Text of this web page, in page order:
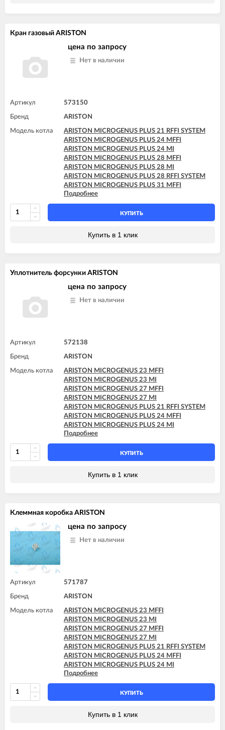
ARISTON TX 27 MFFI
Кран газовый ARISTON
цена по запросу
Нет в наличии
Артикул 573150
Бренд ARISTON
Модель котла
ARISTON MICROGENUS PLUS 21 RFFI SYSTEM
ARISTON MICROGENUS PLUS 24 MFFI
ARISTON MICROGENUS PLUS 24 MI
ARISTON MICROGENUS PLUS 28 MFFI
ARISTON MICROGENUS PLUS 28 MI
ARISTON MICROGENUS PLUS 28 RFFI SYSTEM
ARISTON MICROGENUS PLUS 31 MFFI
ARISTON MICROGENUS PLUS 31 RFFI SYSTEM
ARISTON MICROGENUS PLUS 31 RI SYSTEM
ARISTON MICROGENUS PLUS 31 RI SYSTEM
ARISTON TX 23 MFFI
ARISTON TX 27 MFFI
Подробнее
КУПИТЬ
Купить в 1 клик
Уплотнитель форсунки ARISTON
цена по запросу
Нет в наличии
Артикул 572138
Бренд ARISTON
Модель котла
ARISTON MICROGENUS 23 MFFI
ARISTON MICROGENUS 23 MI
ARISTON MICROGENUS 27 MFFI
ARISTON MICROGENUS 27 MI
ARISTON MICROGENUS PLUS 21 RFFI SYSTEM
ARISTON MICROGENUS PLUS 24 MFFI
ARISTON MICROGENUS PLUS 24 MI
ARISTON MICROGENUS PLUS 28 MFFI
ARISTON MICROGENUS PLUS 28 MI
ARISTON MICROGENUS PLUS 28 RFFI SYSTEM
ARISTON MICROGENUS PLUS 31 MFFI
ARISTON MICROGENUS PLUS 31 RI SYSTEM
ARISTON T2 23 MI GPL
ARISTON T2 23 MI MET
ARISTON TX 23 MI
Подробнее
КУПИТЬ
Купить в 1 клик
Клеммная коробка ARISTON
цена по запросу
Нет в наличии
Артикул 571787
Бренд ARISTON
Модель котла
ARISTON MICROGENUS 23 MFFI
ARISTON MICROGENUS 23 MI
ARISTON MICROGENUS 27 MFFI
ARISTON MICROGENUS 27 MI
ARISTON MICROGENUS PLUS 21 RFFI SYSTEM
ARISTON MICROGENUS PLUS 24 MFFI
ARISTON MICROGENUS PLUS 24 MI
ARISTON MICROGENUS PLUS 28 MFFI
ARISTON MICROGENUS PLUS 28 MI
ARISTON MICROGENUS PLUS 28 RFFI SYSTEM
ARISTON MICROGENUS PLUS 31 MFFI
ARISTON MICROGENUS PLUS 31 RI SYSTEM
Подробнее
КУПИТЬ
Купить в 1 клик